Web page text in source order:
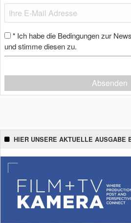
* Ich habe die Bedingungen zur
und stimme diesen zu.
Absenden
HIER UNSERE AKTUELLE AUSGABE